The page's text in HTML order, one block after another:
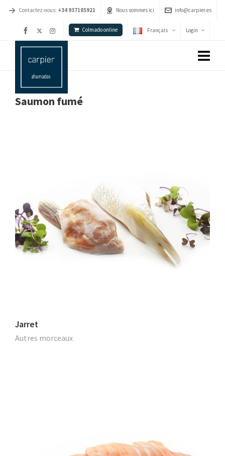
Contactez-nous: +34 937185921 Nous sommes ici info@carpier.es
Colmado online Français Login
Saumon fumé
Jarret
Autres morceaux